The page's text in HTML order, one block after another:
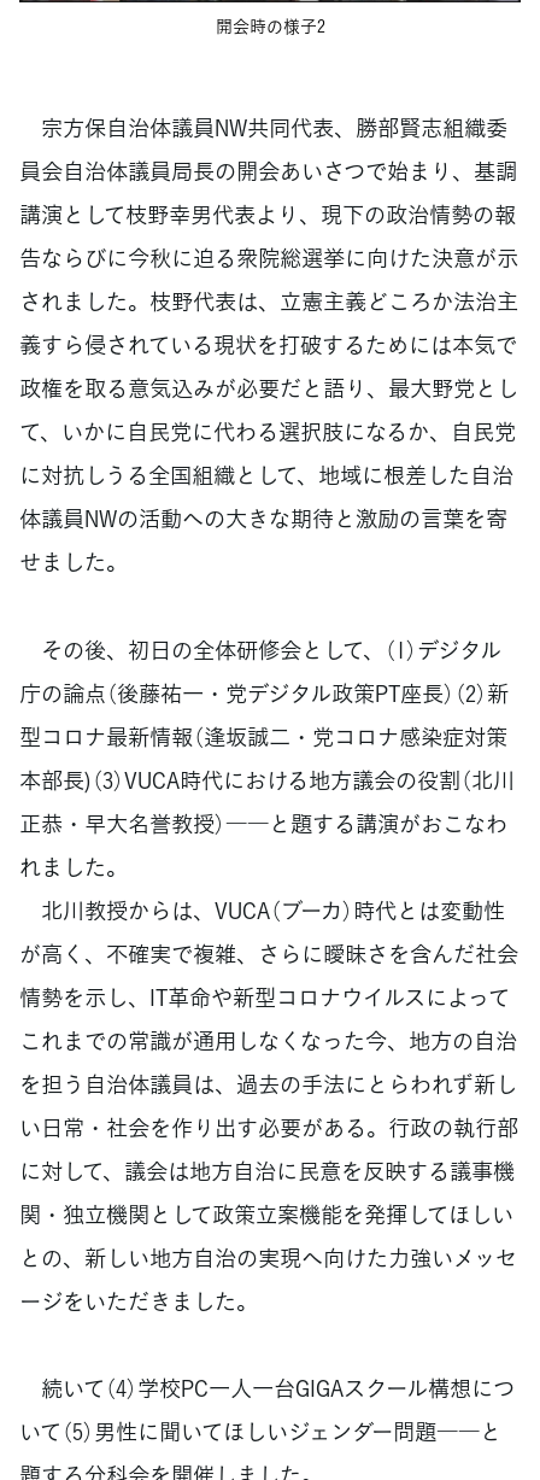
開会時の様子2
宗方保自治体議員NW共同代表、勝部賢志組織委
員会自治体議員局長の開会あいさつで始まり、基調
講演として枝野幸男代表より、現下の政治情勢の報
告ならびに今秋に迫る衆院総選挙に向けた決意が示
されました。枝野代表は、立憲主義どころか法治主
義すら侵されている現状を打破するためには本気で
政権を取る意気込みが必要だと語り、最大野党とし
て、いかに自民党に代わる選択肢になるか、自民党
に対抗しうる全国組織として、地域に根差した自治
体議員NWの活動への大きな期待と激励の言葉を寄
せました。
その後、初日の全体研修会として、（1）デジタル
庁の論点（後藤祐一・党デジタル政策PT座長）（2）新
型コロナ最新情報（逢坂誠二・党コロナ感染症対策
本部長)（3）VUCA時代における地方議会の役割（北川
正恭・早大名誉教授）――と題する講演がおこなわ
れました。
北川教授からは、VUCA（ブーカ）時代とは変動性
が高く、不確実で複雑、さらに曖昧さを含んだ社会
情勢を示し、IT革命や新型コロナウイルスによって
これまでの常識が通用しなくなった今、地方の自治
を担う自治体議員は、過去の手法にとらわれず新し
い日常・社会を作り出す必要がある。行政の執行部
に対して、議会は地方自治に民意を反映する議事機
関・独立機関として政策立案機能を発揮してほしい
との、新しい地方自治の実現へ向けた力強いメッセ
ージをいただきました。
続いて（4）学校PC一人一台GIGAスクール構想につ
いて（5）男性に聞いてほしいジェンダー問題――と